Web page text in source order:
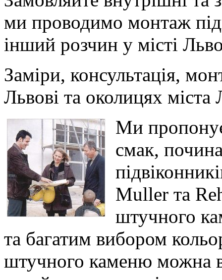
ми проводимо монтаж
інший розчин у місті
Заміри, консультація,
Львові та околицях міста
Ми
смак,
Muller та
штучного
та багатим вибором
штучного каменю можна